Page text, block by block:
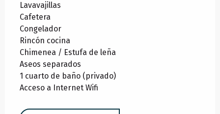
Lavavajillas
Cafetera
Congelador
Rincón cocina
Chimenea / Estufa de leña
Aseos separados
1 cuarto de baño (privado)
Acceso a Internet Wifi